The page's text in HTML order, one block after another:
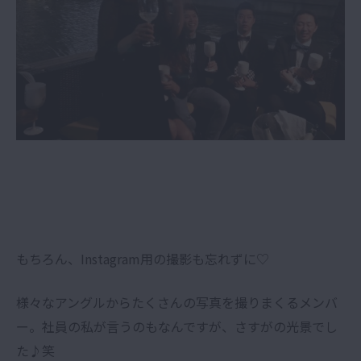
もちろん、Instagram用の撮影も忘れずに♡
様々なアングルからたくさんの写真を撮りまくるメンバ
ー。社員の私が言うのもなんですが、さすがの光景でし
た♪笑